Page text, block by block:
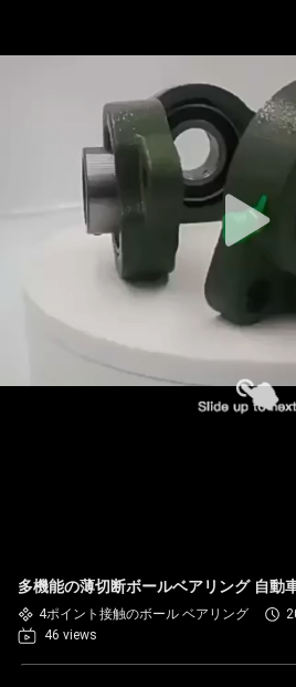
多機能の薄切断ボールベアリング 自動
4ポイント接触のボール ベアリング
46 views